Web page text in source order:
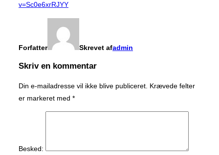
v=Sc0e6xrRJYY
Forfatter Skrevet afadmin
Skriv en kommentar
Din e-mailadresse vil ikke blive publiceret. Krævede felter
er markeret med *
Besked: